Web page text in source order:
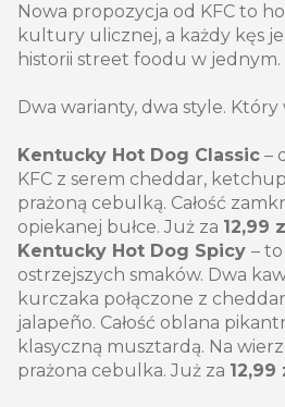
Nowa propozycja od KFC to
kultury ulicznej, a każdy kęs
historii street foodu w jednym.
Dwa warianty, dwa style. Który
Kentucky Hot Dog Classic –
KFC z serem cheddar,
prażoną cebulką. Całość
opiekanej bułce. Już za 12,99
Kentucky Hot Dog Spicy –
ostrzejszych smaków. Dwa
kurczaka połączone z
jalapeño. Całość oblana
klasyczną musztardą. Na
prażona cebulka. Już za 12,99